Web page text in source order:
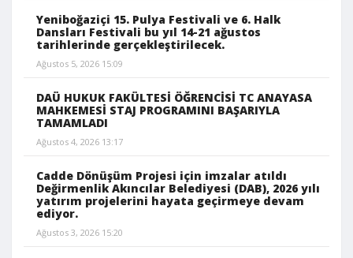
Yeniboğaziçi 15. Pulya Festivali ve 6. Halk
Dansları Festivali bu yıl 14-21 ağustos
tarihlerinde gerçekleştirilecek.
Ağustos 5, 2026 15:09
DAÜ HUKUK FAKÜLTESİ ÖĞRENCİSİ TC ANAYASA
MAHKEMESİ STAJ PROGRAMINI BAŞARIYLA
TAMAMLADI
Ağustos 4, 2026 13:17
Cadde Dönüşüm Projesi için imzalar atıldı
Değirmenlik Akıncılar Belediyesi (DAB), 2026 yılı
yatırım projelerini hayata geçirmeye devam
ediyor.
Ağustos 3, 2026 15:20